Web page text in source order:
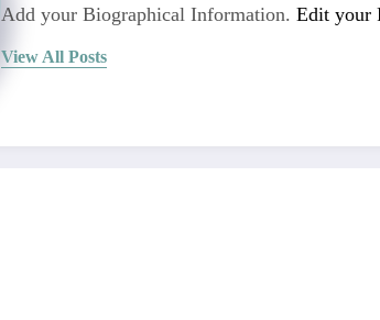
Add your Biographical Information. Edit your
View All Posts